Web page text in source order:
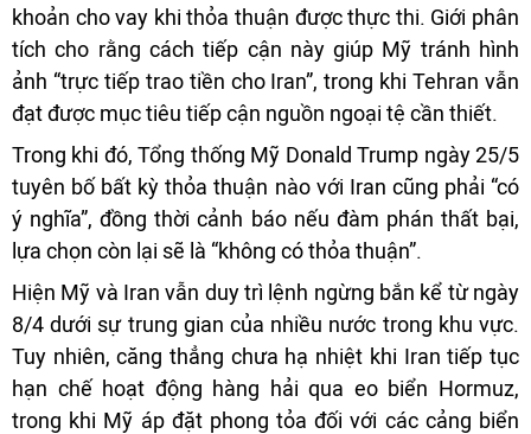
khoản cho vay khi thỏa thuận được thực thi. Giới phân
tích cho rằng cách tiếp cận này giúp Mỹ tránh hình
ảnh “trực tiếp trao tiền cho Iran”, trong khi Tehran vẫn
đạt được mục tiêu tiếp cận nguồn ngoại tệ cần thiết.
Trong khi đó, Tổng thống Mỹ Donald Trump ngày 25/5
tuyên bố bất kỳ thỏa thuận nào với Iran cũng phải “có
ý nghĩa”, đồng thời cảnh báo nếu đàm phán thất bại,
lựa chọn còn lại sẽ là “không có thỏa thuận”.
Hiện Mỹ và Iran vẫn duy trì lệnh ngừng bắn kể từ ngày
8/4 dưới sự trung gian của nhiều nước trong khu vực.
Tuy nhiên, căng thẳng chưa hạ nhiệt khi Iran tiếp tục
hạn chế hoạt động hàng hải qua eo biển Hormuz,
trong khi Mỹ áp đặt phong tỏa đối với các cảng biển